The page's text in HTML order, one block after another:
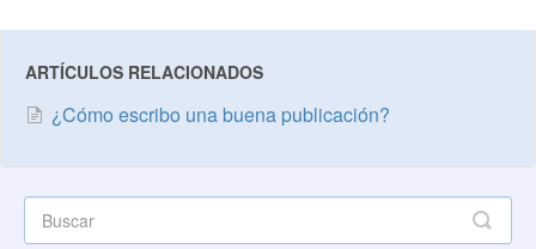
ARTÍCULOS RELACIONADOS
¿Cómo escribo una buena publicación?